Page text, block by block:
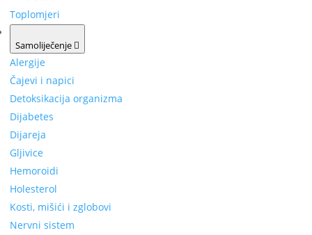
Toplomjeri
Samoliječenje
Alergije
Čajevi i napici
Detoksikacija organizma
Dijabetes
Dijareja
Gljivice
Hemoroidi
Holesterol
Kosti, mišići i zglobovi
Nervni sistem